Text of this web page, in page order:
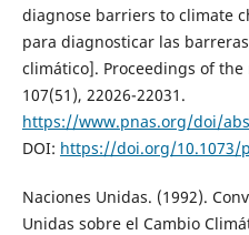
diagnose barriers to climate
para diagnosticar las
climático]. Proceedings of
107(51), 22026-22031.
https://www.pnas.org/doi/
DOI: https://doi.org/10.1073/
Naciones Unidas. (1992).
Unidas sobre el Cambio